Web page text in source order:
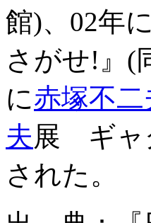
館)、02年
さがせ!』(
に赤塚不二
夫展 ギャ
された。